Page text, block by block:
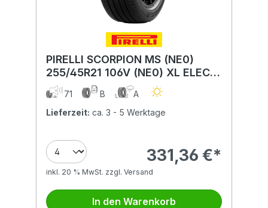
PIRELLI SCORPION MS (NE0)
255/45R21 106V (NE0) XL ELECT
MFS BSW
71 B
A
Lieferzeit: ca. 3 - 5 Werktage
331,36 €*
inkl. 20 % MwSt. zzgl. Versand
In den Warenkorb